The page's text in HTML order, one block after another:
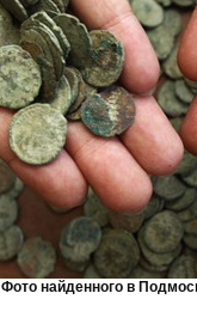
Фото найденного в